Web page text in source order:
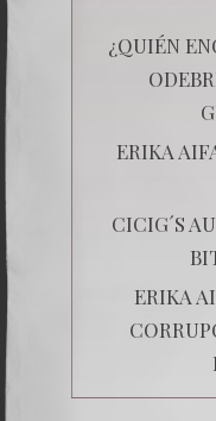
¿QUIÉN
ERIKA
CICIG´S
ERIKA